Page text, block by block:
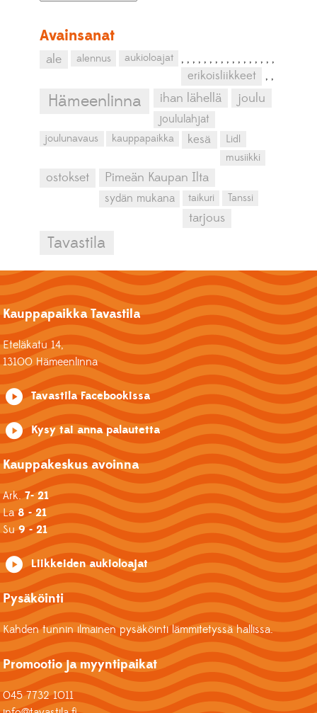
Avainsanat
ale ,
alennus ,
aukioloajat ,
erikoisliikkeet
,
Hämeenlinna
,
ihan lähellä
,
joulu
,
joululahjat
,
joulunavaus
,
kauppapaikka
,
kesä
,
Lidl
,
musiikki
,
ostokset
,
Pimeän Kaupan Ilta
,
sydän mukana
,
taikuri
,
Tanssi
,
tarjous
,
Tavastila
Kauppapaikka Tavastila
Eteläkatu 14,
13100 Hämeenlinna
Tavastila Facebookissa
Kysy tai anna palautetta
Kauppakeskus avoinna
Ark.7- 21
La8 - 21
Su9 - 21
Liikkeiden aukioloajat
Pysäköinti
Kahden tunnin ilmainen pysäköinti lämmitetyssä hallissa.
Promootio ja myyntipaikat
045 7732 1011